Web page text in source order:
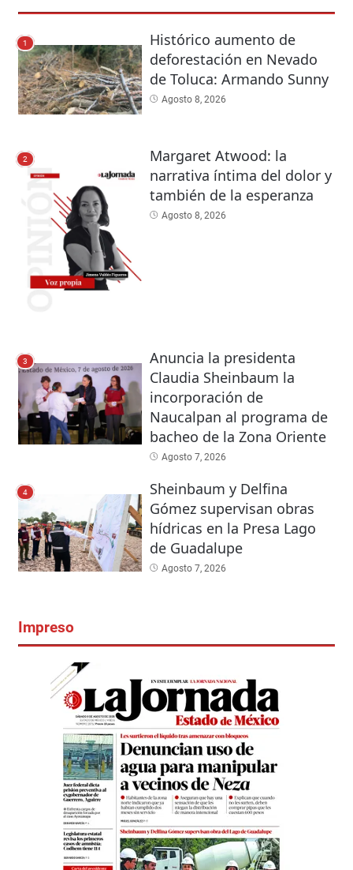
1
Histórico aumento de
deforestación en Nevado
de Toluca: Armando Sunny
Agosto 8, 2026
2
Margaret Atwood: la
narrativa íntima del dolor y
también de la esperanza
Agosto 8, 2026
3
Anuncia la presidenta
Claudia Sheinbaum la
incorporación de
Naucalpan al programa de
bacheo de la Zona Oriente
Agosto 7, 2026
4
Sheinbaum y Delfina
Gómez supervisan obras
hídricas en la Presa Lago
de Guadalupe
Agosto 7, 2026
Impreso